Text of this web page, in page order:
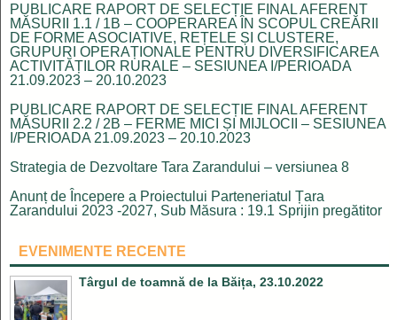
PUBLICARE RAPORT DE SELECȚIE FINAL AFERENT
MĂSURII 1.1 / 1B – COOPERAREA ÎN SCOPUL CREĂRII
DE FORME ASOCIATIVE, REȚELE ȘI CLUSTERE,
GRUPURI OPERAȚIONALE PENTRU DIVERSIFICAREA
ACTIVITĂȚILOR RURALE – SESIUNEA I/PERIOADA
21.09.2023 – 20.10.2023
PUBLICARE RAPORT DE SELECȚIE FINAL AFERENT
MĂSURII 2.2 / 2B – FERME MICI ȘI MIJLOCII – SESIUNEA
I/PERIOADA 21.09.2023 – 20.10.2023
Strategia de Dezvoltare Tara Zarandului – versiunea 8
Anunț de Începere a Proiectului Parteneriatul Țara
Zarandului 2023 -2027, Sub Măsura : 19.1 Sprijin pregătitor
EVENIMENTE RECENTE
Târgul de toamnă de la Băița, 23.10.2022